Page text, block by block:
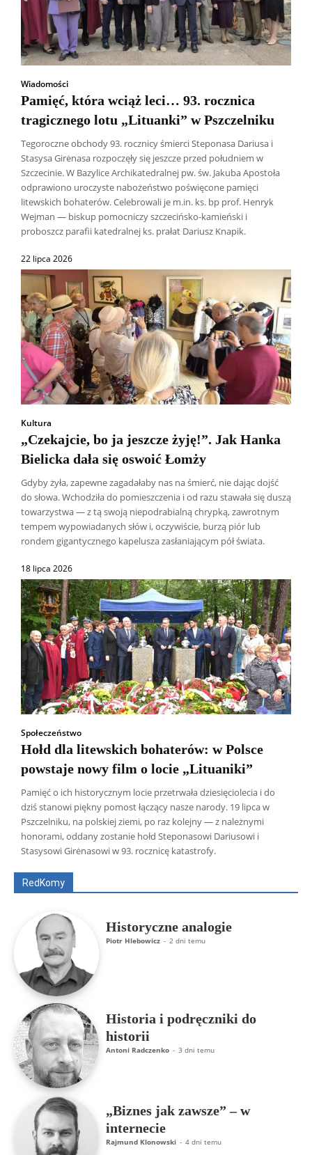
Wiadomości
Pamięć, która wciąż leci… 93. rocznica
tragicznego lotu „Lituanki” w Pszczelniku
Tegoroczne obchody 93. rocznicy śmierci Steponasa Dariusa i
Stasysa Girėnasa rozpoczęły się jeszcze przed południem w
Szczecinie. W Bazylice Archikatedralnej pw. św. Jakuba Apostoła
odprawiono uroczyste nabożeństwo poświęcone pamięci
litewskich bohaterów. Celebrowali je m.in. ks. bp prof. Henryk
Wejman — biskup pomocniczy szczecińsko-kamieński i
proboszcz parafii katedralnej ks. prałat Dariusz Knapik.
22 lipca 2026
Kultura
„Czekajcie, bo ja jeszcze żyję!”. Jak Hanka
Bielicka dała się oswoić Łomży
Gdyby żyła, zapewne zagadałaby nas na śmierć, nie dając dojść
do słowa. Wchodziła do pomieszczenia i od razu stawała się duszą
towarzystwa — z tą swoją niepodrabialną chrypką, zawrotnym
tempem wypowiadanych słów i, oczywiście, burzą piór lub
rondem gigantycznego kapelusza zasłaniającym pół świata.
18 lipca 2026
Społeczeństwo
Hołd dla litewskich bohaterów: w Polsce
powstaje nowy film o locie „Lituaniki”
Pamięć o ich historycznym locie przetrwała dziesięciolecia i do
dziś stanowi piękny pomost łączący nasze narody. 19 lipca w
Pszczelniku, na polskiej ziemi, po raz kolejny — z należnymi
honorami, oddany zostanie hołd Steponasowi Dariusowi i
Stasysowi Girėnasowi w 93. rocznicę katastrofy.
RedKomy
Wszyscy Aleksander Borowik
Antoni Radczenko
Artur Płokszto
Grzegorz Górny
ks. Jarosław Wąsowicz SDB
Historyczne analogie
Piotr Hlebowicz - 2 dni temu
Historia i podręczniki do
historii
Antoni Radczenko - 3 dni temu
„Biznes jak zawsze” – w
internecie
Rajmund Klonowski - 4 dni temu